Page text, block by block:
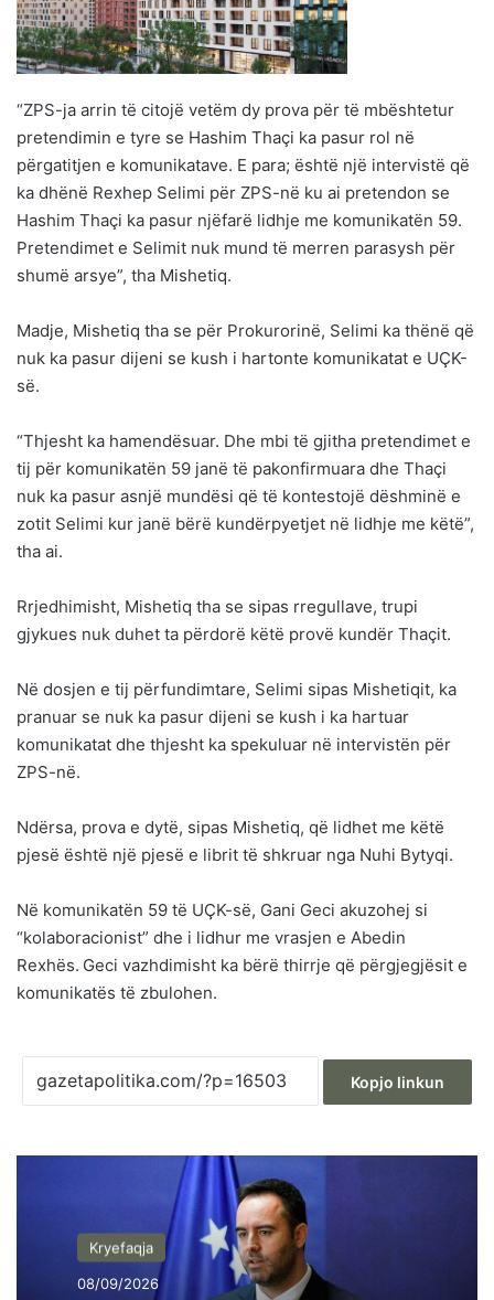
“ZPS-ja arrin të citojë vetëm dy prova për të mbështetur
pretendimin e tyre se Hashim Thaçi ka pasur rol në
përgatitjen e komunikatave. E para; është një intervistë që
ka dhënë Rexhep Selimi për ZPS-në ku ai pretendon se
Hashim Thaçi ka pasur njëfarë lidhje me komunikatën 59.
Pretendimet e Selimit nuk mund të merren parasysh për
shumë arsye”, tha Mishetiq.
Madje, Mishetiq tha se për Prokurorinë, Selimi ka thënë që
nuk ka pasur dijeni se kush i hartonte komunikatat e UÇK-
së.
“Thjesht ka hamendësuar. Dhe mbi të gjitha pretendimet e
tij për komunikatën 59 janë të pakonfirmuara dhe Thaçi
nuk ka pasur asnjë mundësi që të kontestojë dëshminë e
zotit Selimi kur janë bërë kundërpyetjet në lidhje me këtë”,
tha ai.
Rrjedhimisht, Mishetiq tha se sipas rregullave, trupi
gjykues nuk duhet ta përdorë këtë provë kundër Thaçit.
Në dosjen e tij përfundimtare, Selimi sipas Mishetiqit, ka
pranuar se nuk ka pasur dijeni se kush i ka hartuar
komunikatat dhe thjesht ka spekuluar në intervistën për
ZPS-në.
Ndërsa, prova e dytë, sipas Mishetiq, që lidhet me këtë
pjesë është një pjesë e librit të shkruar nga Nuhi Bytyqi.
Në komunikatën 59 të UÇK-së, Gani Geci akuzohej si
“kolaboracionist” dhe i lidhur me vrasjen e Abedin
Rexhës. Geci vazhdimisht ka bërë thirrje që përgjegjësit e
komunikatës të zbulohen.
Kopjo linkun
Kryefaqja
08/09/2026